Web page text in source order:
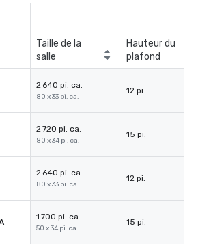
Taille de la
salle
Hauteur du
plafond
2 640 pi. ca.
80 x 33 pi. ca.
12 pi.
2 720 pi. ca.
80 x 34 pi. ca.
15 pi.
2 640 pi. ca.
80 x 33 pi. ca.
12 pi.
1 700 pi. ca.
50 x 34 pi. ca.
15 pi.